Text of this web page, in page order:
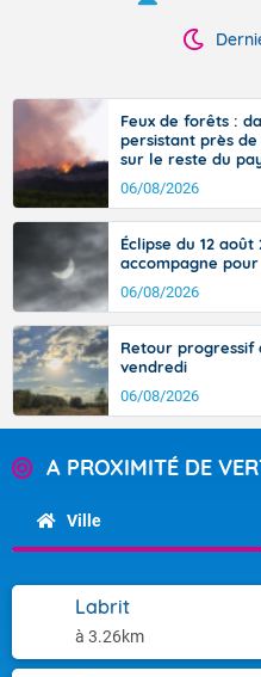
Feux de forêts :
persistant près
sur le reste du
06/08/2026
Éclipse du 12
accompagne
06/08/2026
Retour
vendredi
06/08/2026
A PROXIMITÉ DE
Ville
Labrit
à 3.26km